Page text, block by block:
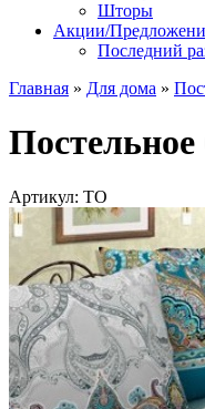
Шторы
Акции/
Последний
Главная » Для дома »
Артикул: ТО